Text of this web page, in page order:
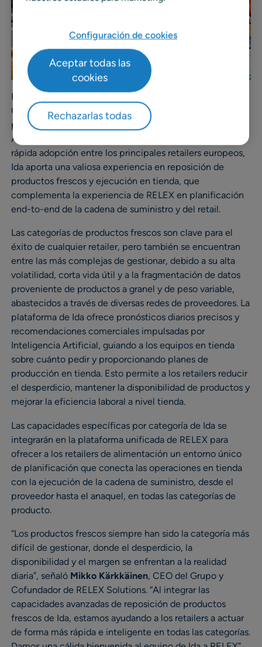
Ida, con sede en París y clientes en toda Francia y Europa
Occidental, ofrece su plataforma de optimización de
productos frescos nativa en IA a retailers líderes como
Auchan, Coopérative U, Naturalia y Biocoop. Con una
rápida adopción entre los principales retailers europeos,
Ida aporta una valiosa experiencia en reposición de
productos frescos y ejecución en tienda, que
complementa la experiencia de RELEX en planificación
end-to-end de la cadena de suministro y del retail.
Las categorías de productos frescos son clave para el
éxito de cualquier retailer, pero también se encuentran
entre las más complejas de gestionar, debido a su alta
volatilidad, corta vida útil y a la fragmentación de datos
proveniente de productos a granel y de peso variable,
abastecidos a través de diversas redes de proveedores. La
plataforma de Ida ofrece pronósticos diarios precisos y
recomendaciones comerciales impulsadas por
Inteligencia Artificial, guiando a los equipos en tienda
sobre cuánto pedir y proporcionando planes de
producción en tienda. Esto permite a los retailers reducir
el desperdicio, mantener la disponibilidad de productos y
mejorar la eficiencia laboral a nivel tienda.
Las capacidades específicas por categoría de Ida se
integrarán en la plataforma unificada de RELEX para
ofrecer a los retailers de alimentación un entorno único
de planificación que conecta las operaciones en tienda
con la ejecución de la cadena de suministro, desde el
proveedor hasta el anaquel, en todas las categorías de
producto.
“Los productos frescos siempre han sido la categoría más
difícil de gestionar, donde el desperdicio, la
disponibilidad y el margen se enfrentan a la realidad
diaria”, señaló Mikko Kärkkäinen, CEO del Grupo y
Cofundador de RELEX Solutions. “Al integrar las
capacidades avanzadas de reposición de productos
frescos de Ida, estamos ayudando a los retailers a actuar
de forma más rápida e inteligente en todas las categorías.
Configuración de cookies
Rechazarlas todas
Aceptar todas las
cookies